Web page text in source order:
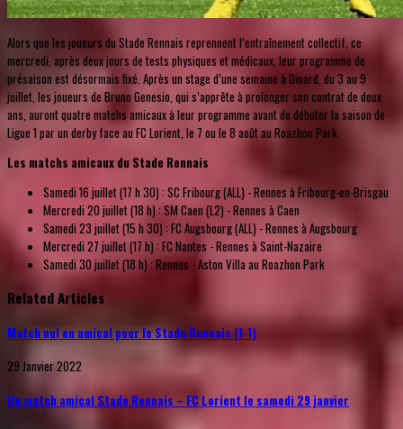
Alors que les joueurs du Stade Rennais reprennent l’entraînement collectif, ce
mercredi, après deux jours de tests physiques et médicaux, leur programme de
présaison est désormais fixé. Après un stage d’une semaine à Dinard, du 3 au 9
juillet, les joueurs de Bruno Genesio, qui s’apprête à prolonger son contrat de deux
ans, auront quatre matchs amicaux à leur programme avant de débuter la saison de
Ligue 1 par un derby face au FC Lorient, le 7 ou le 8 août au Roazhon Park.
Les matchs amicaux du Stade Rennais
Samedi 16 juillet (17 h 30) : SC Fribourg (ALL) - Rennes à Fribourg-en-Brisgau
Mercredi 20 juillet (18 h) : SM Caen (L2) - Rennes à Caen
Samedi 23 juillet (15 h 30) : FC Augsbourg (ALL) - Rennes à Augsbourg
Mercredi 27 juillet (17 h) : FC Nantes - Rennes à Saint-Nazaire
Samedi 30 juillet (18 h) : Rennes - Aston Villa au Roazhon Park
Related Articles
Match nul en amical pour le Stade Rennais (1-1)
29 Janvier 2022
Un match amical Stade Rennais – FC Lorient le samedi 29 janvier